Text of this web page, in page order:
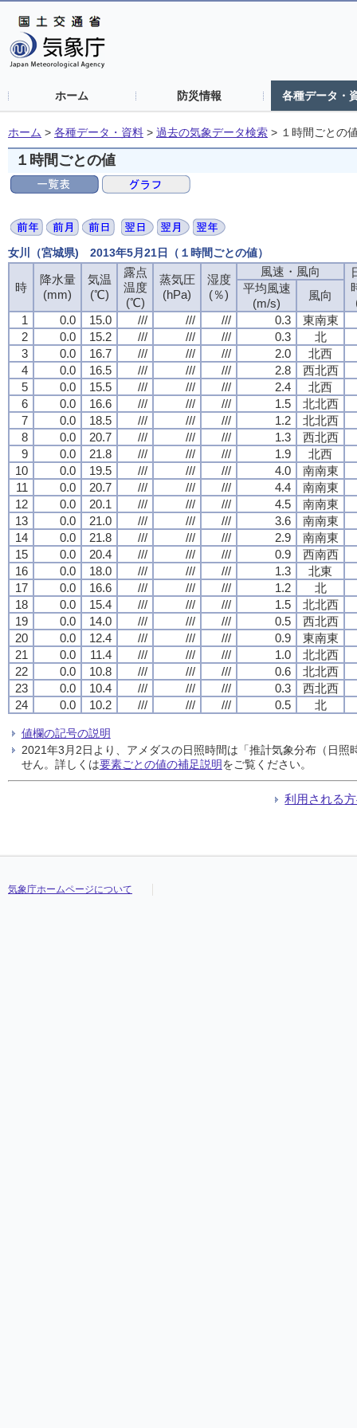
ホーム 防災情報 各種データ・
ホーム > 各種データ・資料 > 過去の気象データ検索 > １時間ごとの
１時間ごとの値
女川（宮城県) 2013年5月21日（１時間ごとの値）
時
降水量
(mm)
気温
(℃)
露点
温度
(℃)
蒸気圧
(hPa)
湿度
(％)
風速・風向
平均風速
(m/s)
風向
1
0.0 15.0 /// /// /// 0.3
東南東
2
0.0 15.2 /// /// /// 0.3
北
3
0.0 16.7 /// /// /// 2.0
北西
4
0.0 16.5 /// /// /// 2.8
西北西
5
0.0 15.5 /// /// /// 2.4
北西
6
0.0 16.6 /// /// /// 1.5
北北西
7
0.0 18.5 /// /// /// 1.2
北北西
8
0.0 20.7 /// /// /// 1.3
西北西
9
0.0 21.8 /// /// /// 1.9
北西
10
0.0 19.5 /// /// /// 4.0
南南東
11
0.0 20.7 /// /// /// 4.4
南南東
12
0.0 20.1 /// /// /// 4.5
南南東
13
0.0 21.0 /// /// /// 3.6
南南東
14
0.0 21.8 /// /// /// 2.9
南南東
15
0.0 20.4 /// /// /// 0.9
西南西
16
0.0 18.0 /// /// /// 1.3
北東
17
0.0 16.6 /// /// /// 1.2
北
18
0.0 15.4 /// /// /// 1.5
北北西
19
0.0 14.0 /// /// /// 0.5
西北西
20
0.0 12.4 /// /// /// 0.9
東南東
21
0.0 11.4 /// /// /// 1.0
北北西
22
0.0 10.8 /// /// /// 0.6
北北西
23
0.0 10.4 /// /// /// 0.3
西北西
24
0.0 10.2 /// /// /// 0.5 北
値欄の記号の説明
2021年3月2日より、アメダスの日照時間は「推計気象分布（日
せん。詳しくは要素ごとの値の補足説明をご覧ください。
利用される
気象庁ホームページについて